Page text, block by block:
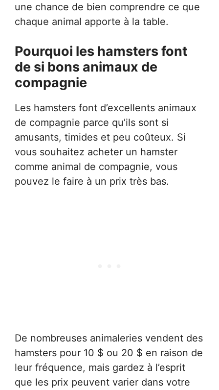
une chance de bien comprendre ce que
chaque animal apporte à la table.
Pourquoi les hamsters font
de si bons animaux de
compagnie
Les hamsters font d’excellents animaux
de compagnie parce qu’ils sont si
amusants, timides et peu coûteux. Si
vous souhaitez acheter un hamster
comme animal de compagnie, vous
pouvez le faire à un prix très bas.
De nombreuses animaleries vendent des
hamsters pour 10 $ ou 20 $ en raison de
leur fréquence, mais gardez à l’esprit
que les prix peuvent varier dans votre